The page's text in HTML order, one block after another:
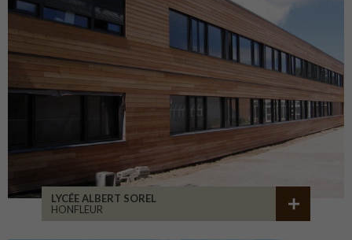
LYCÉE ALBERT SOREL
HONFLEUR